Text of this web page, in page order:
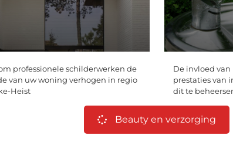
professionele schilderwerken de
van uw woning verhogen in regio
Heist
De invloed
prestaties van
dit te
Beauty en verzorging